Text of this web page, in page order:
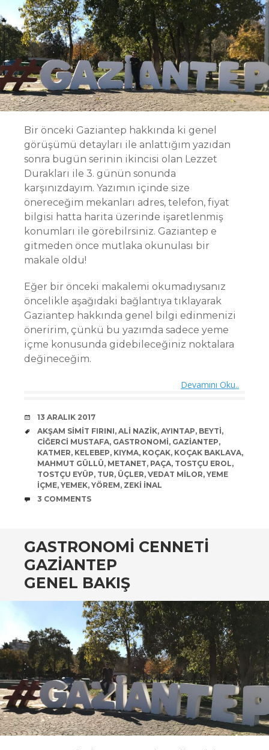
Bir önceki Gaziantep hakkında ki genel
görüşümü detayları ile anlattığım yazıdan
sonra bugün serinin ikincisi olan Lezzet
Durakları ile 3. günün sonunda
karşınızdayım. Yazımın içinde size
önereceğim mekanları adres, telefon, fiyat
bilgisi hatta harita üzerinde işaretlenmiş
konumları ile görebilrsiniz. Gaziantep e
gitmeden önce mutlaka okunulası bir
makale oldu!
Eğer bir önceki makalemi okumadıysanız
öncelikle aşağıdaki bağlantıya tıklayarak
Gaziantep hakkında genel bilgi edinmenizi
öneririm, çünkü bu yazımda sadece yeme
içme konusunda gidebileceğiniz noktalara
değineceğim.
Devamını Oku..
DATE
13 ARALIK 2017
TAGS
AKŞAM SIMIT FIRINI, ALI NAZIK, AYINTAP, BEYTI,
CIĞERCI MUSTAFA, GASTRONOMI, GAZIANTEP,
KATMER, KELEBEP, KIYMA, KOÇAK, KOÇAK BAKLAVA,
MAHMUT GÜLLÜ, METANET, PAÇA, TOSTÇU EROL,
TOSTÇU EYÜP, TUR, ÜÇLER, VEDAT MILOR, YEME
IÇME, YEMEK, YÖREM, ZEKI INAL
COMMENTS
3 COMMENTS
GASTRONOMI CENNETI
GAZIANTEP
GENEL BAKIŞ